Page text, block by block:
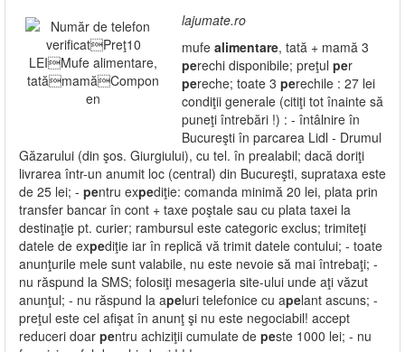
lajumate.ro
mufe alimentare, tată + mamă 3
perechi disponibile; preţul per
pereche; toate 3 perechile : 27 lei
condiţii generale (citiţi tot înainte să
puneţi întrebări !) : - întâlnire în
Bucureşti în parcarea Lidl - Drumul
Găzarului (din şos. Giurgiului), cu tel. în prealabil; dacă doriţi
livrarea într-un anumit loc (central) din Bucureşti, suprataxa este
de 25 lei; - pentru expediţie: comanda minimă 20 lei, plata prin
transfer bancar în cont + taxe poştale sau cu plata taxei la
destinaţie pt. curier; rambursul este categoric exclus; trimiteţi
datele de expediţie iar în replică vă trimit datele contului; - toate
anunţurile mele sunt valabile, nu este nevoie să mai întrebaţi; -
nu răspund la SMS; folosiţi mesageria site-ului unde aţi văzut
anunţul; - nu răspund la apeluri telefonice cu apelant ascuns; -
preţul este cel afişat în anunţ şi nu este negociabil! accept
reduceri doar pentru achiziţii cumulate de peste 1000 lei; - nu